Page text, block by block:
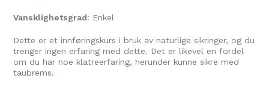
Vansklighetsgrad: Enkel
Dette er et innføringskurs i bruk av naturlige sikringer, og du
trenger ingen erfaring med dette. Det er likevel en fordel
om du har noe klatreerfaring, herunder kunne sikre med
taubrems.